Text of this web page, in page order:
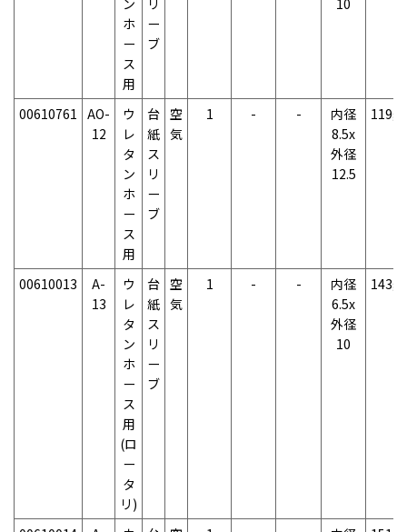
ホ
ー
ス
用
ー
ブ
00610761 AO-
12
ウ
レ
タ
ン
ホ
ー
ス
用
台
紙
ス
リ
ー
ブ
空
気
1 - -
内径
8.5x
外径
12.5
119g
00610013
A-
13
ウ
レ
タ
ン
ホ
ー
ス
用
(ロ
ー
タ
リ)
台
紙
ス
リ
ー
ブ
空
気
1 - -
内径
6.5x
外径
10
143g